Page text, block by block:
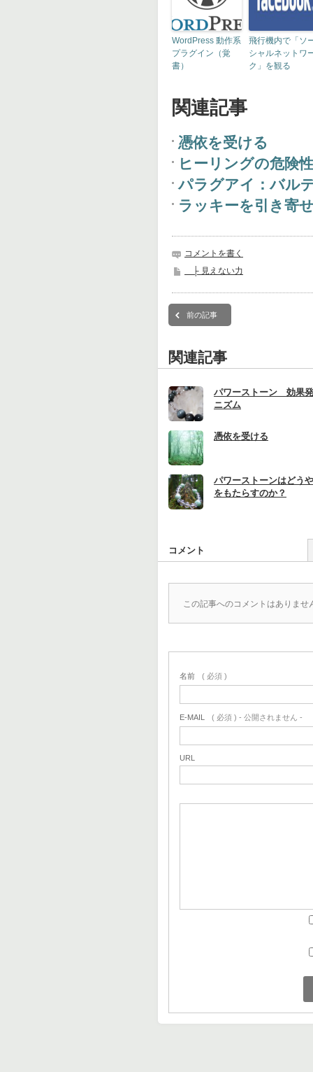
WordPress 動作系
プラグイン（覚
書）
飛行機内で「ソ
シャルネットワ
ク」を観る
関連記事
憑依を受ける
ヒーリングの危険性
パラグアイ：バル
ラッキーを引き寄
コメントを書く
├ 見えない力
前の記事
関連記事
パワーストーン 効果
ニズム
憑依を受ける
パワーストーンはどう
をもたらすのか？
コメント
この記事へのコメントはありませ
名前 ( 必須 )
E-MAIL ( 必須 ) - 公開されません -
URL